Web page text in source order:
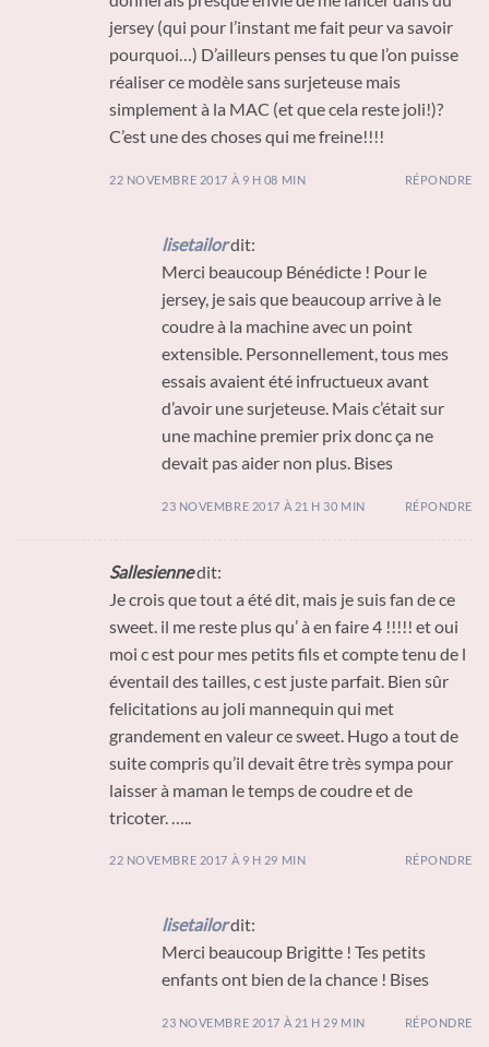
jersey (qui pour l’instant me fait peur va savoir
pourquoi…) D’ailleurs penses tu que l’on puisse
réaliser ce modèle sans surjeteuse mais
simplement à la MAC (et que cela reste joli!)?
C’est une des choses qui me freine!!!!
22 NOVEMBRE 2017 À 9 H 08 MIN RÉPONDRE
lisetailordit:
Merci beaucoup Bénédicte ! Pour le
jersey, je sais que beaucoup arrive à le
coudre à la machine avec un point
extensible. Personnellement, tous mes
essais avaient été infructueux avant
d’avoir une surjeteuse. Mais c’était sur
une machine premier prix donc ça ne
devait pas aider non plus. Bises
23 NOVEMBRE 2017 À 21 H 30 MIN RÉPONDRE
Sallesiennedit:
Je crois que tout a été dit, mais je suis fan de ce
sweet. il me reste plus qu’ à en faire 4 !!!!! et oui
moi c est pour mes petits fils et compte tenu de l
éventail des tailles, c est juste parfait. Bien sûr
felicitations au joli mannequin qui met
grandement en valeur ce sweet. Hugo a tout de
suite compris qu’il devait être très sympa pour
laisser à maman le temps de coudre et de
tricoter. …..
22 NOVEMBRE 2017 À 9 H 29 MIN RÉPONDRE
lisetailordit:
Merci beaucoup Brigitte ! Tes petits
enfants ont bien de la chance ! Bises
23 NOVEMBRE 2017 À 21 H 29 MIN RÉPONDRE